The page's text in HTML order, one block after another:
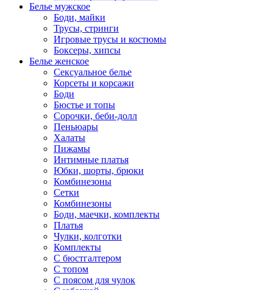
Белье мужское
Боди, майки
Трусы, стринги
Игровые трусы и костюмы
Боксеры, хипсы
Белье женское
Сексуальное белье
Корсеты и корсажи
Боди
Бюстье и топы
Сорочки, беби-долл
Пеньюары
Халаты
Пижамы
Интимные платья
Юбки, шорты, брюки
Комбинезоны
Сетки
Комбинезоны
Боди, маечки, комплекты
Платья
Чулки, колготки
Комплекты
С бюстгалтером
С топом
С поясом для чулок